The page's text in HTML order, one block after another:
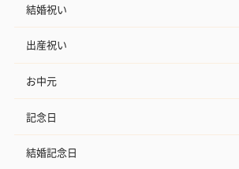
結婚祝い
出産祝い
お中元
記念日
結婚記念日